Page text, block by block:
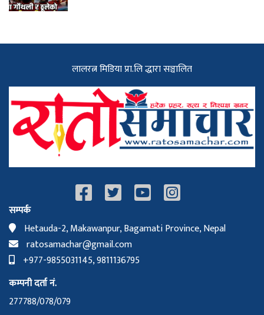
लालरत्न मिडिया प्रा.लि द्धारा सञ्चालित
सम्पर्क
Hetauda-2, Makawanpur, Bagamati Province, Nepal
ratosamachar@gmail.com
+977-9855031145, 9811136795
कम्पनी दर्ता नं.
277788/078/079